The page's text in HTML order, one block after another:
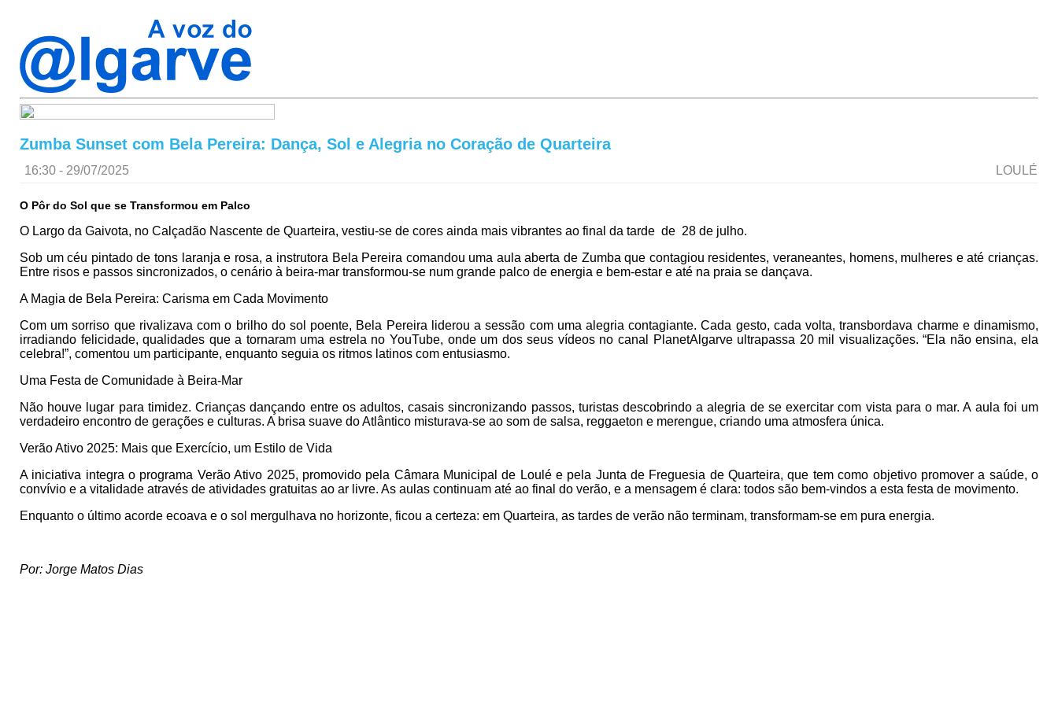
Zumba Sunset com Bela Pereira: Dança, Sol e Alegria no Coração de Quarteira
16:30 - 29/07/2025 LOULÉ
O Pôr do Sol que se Transformou em Palco
O Largo da Gaivota, no Calçadão Nascente de Quarteira, vestiu-se de cores ainda mais vibrantes ao final da tarde de 28 de julho.
Sob um céu pintado de tons laranja e rosa, a instrutora Bela Pereira comandou uma aula aberta de Zumba que contagiou residentes, veraneantes, homens, mulheres e até crianças.
Entre risos e passos sincronizados, o cenário à beira-mar transformou-se num grande palco de energia e bem-estar e até na praia se dançava.
A Magia de Bela Pereira: Carisma em Cada Movimento
Com um sorriso que rivalizava com o brilho do sol poente, Bela Pereira liderou a sessão com uma alegria contagiante. Cada gesto, cada volta, transbordava charme e dinamismo,
irradiando felicidade, qualidades que a tornaram uma estrela no YouTube, onde um dos seus vídeos no canal PlanetAlgarve ultrapassa 20 mil visualizações. “Ela não ensina, ela
celebra!”, comentou um participante, enquanto seguia os ritmos latinos com entusiasmo.
Uma Festa de Comunidade à Beira-Mar
Não houve lugar para timidez. Crianças dançando entre os adultos, casais sincronizando passos, turistas descobrindo a alegria de se exercitar com vista para o mar. A aula foi um
verdadeiro encontro de gerações e culturas. A brisa suave do Atlântico misturava-se ao som de salsa, reggaeton e merengue, criando uma atmosfera única.
Verão Ativo 2025: Mais que Exercício, um Estilo de Vida
A iniciativa integra o programa Verão Ativo 2025, promovido pela Câmara Municipal de Loulé e pela Junta de Freguesia de Quarteira, que tem como objetivo promover a saúde, o
convívio e a vitalidade através de atividades gratuitas ao ar livre. As aulas continuam até ao final do verão, e a mensagem é clara: todos são bem-vindos a esta festa de movimento.
Enquanto o último acorde ecoava e o sol mergulhava no horizonte, ficou a certeza: em Quarteira, as tardes de verão não terminam, transformam-se em pura energia.
Por: Jorge Matos Dias